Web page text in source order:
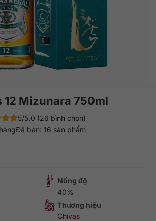
12 Mizunara 750ml
5/5.0 (26 bình chọn)
Đã bán: 16 sản phẩm
Nồng độ
40%
Thương hiệu
Chivas